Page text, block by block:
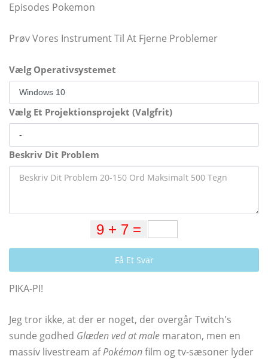
Episodes Pokemon
Prøv Vores Instrument Til At Fjerne Problemer
Vælg Operativsystemet
Vælg Et Projektionsprojekt (Valgfrit)
Beskriv Dit Problem
Få Et Svar
PIKA-PI!
Jeg tror ikke, at der er noget, der overgår Twitch's
sunde godhed Glæden ved at male maraton, men en
massiv livestream afPokémonfilm og tv-sæsoner lyder